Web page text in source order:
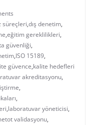
süreçleri,dış denetim,
,eğitim gereklilikleri,
güvenliği,
,ISO 15189,
güvence,kalite hedefleri
akreditasyonu,
,
,
,laboratuvar yöneticisi,
validasyonu,